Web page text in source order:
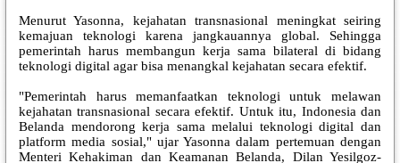
Menurut Yasonna, kejahatan transnasional meningkat seiring
kemajuan teknologi karena jangkauannya global. Sehingga
pemerintah harus membangun kerja sama bilateral di bidang
teknologi digital agar bisa menangkal kejahatan secara efektif.
"Pemerintah harus memanfaatkan teknologi untuk melawan
kejahatan transnasional secara efektif. Untuk itu, Indonesia dan
Belanda mendorong kerja sama melalui teknologi digital dan
platform media sosial," ujar Yasonna dalam pertemuan dengan
Menteri Kehakiman dan Keamanan Belanda, Dilan Yesilgoz-